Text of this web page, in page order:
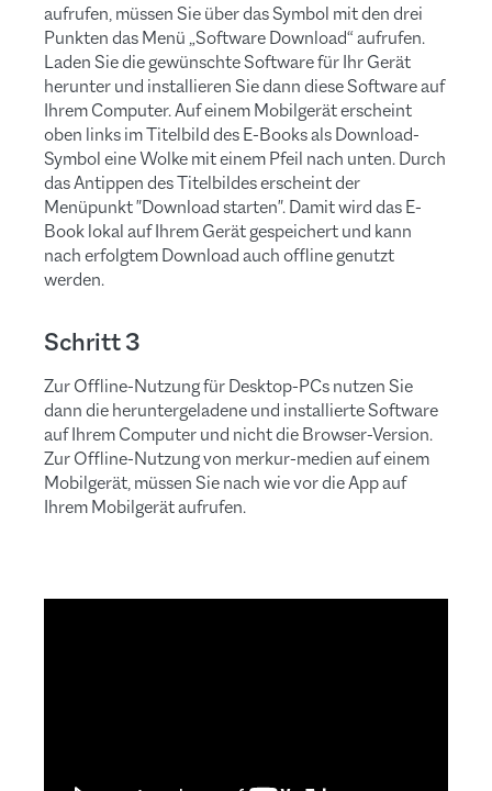
aufrufen, müssen Sie über das Symbol mit den drei
Punkten das Menü „Software Download“ aufrufen.
Laden Sie die gewünschte Software für Ihr Gerät
herunter und installieren Sie dann diese Software auf
Ihrem Computer. Auf einem Mobilgerät erscheint
oben links im Titelbild des E-Books als Download-
Symbol eine Wolke mit einem Pfeil nach unten. Durch
das Antippen des Titelbildes erscheint der
Menüpunkt "Download starten". Damit wird das E-
Book lokal auf Ihrem Gerät gespeichert und kann
nach erfolgtem Download auch offline genutzt
werden.
Schritt 3
Zur Offline-Nutzung für Desktop-PCs nutzen Sie
dann die heruntergeladene und installierte Software
auf Ihrem Computer und nicht die Browser-Version.
Zur Offline-Nutzung von merkur-medien auf einem
Mobilgerät, müssen Sie nach wie vor die App auf
Ihrem Mobilgerät aufrufen.